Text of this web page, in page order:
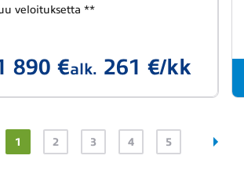
veloituksetta **
890 €alk. 261 €/kk
1 2 3 4 5